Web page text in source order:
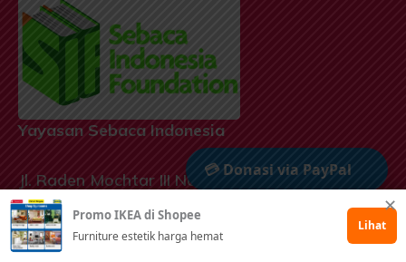
Yayasan Sebaca Indonesia
Jl. Raden Mochtar III No. 126, Sindanglaya,
Bandung, Jawa Barat, Indonesia 40195
💳 Donasi via PayPal
🤲 Dukung via Kitabisa
✕
Promo IKEA di Shopee
Furniture estetik harga hemat
Lihat